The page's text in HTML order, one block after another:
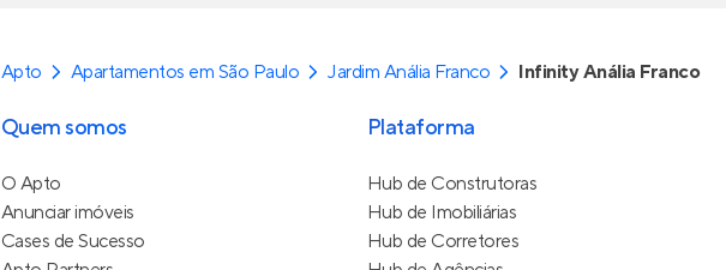
Apto Apartamentos em São Paulo Jardim Anália Franco Infinity Anália Franco
Quem somos
O Apto
Anunciar imóveis
Cases de Sucesso
Plataforma
Hub de Construtoras
Hub de Imobiliárias
Hub de Corretores